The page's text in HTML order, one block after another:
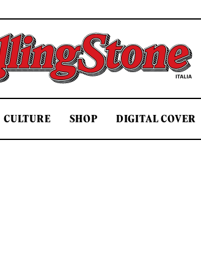
Rolling Stone Italia
CULTURE SHOP DIGITAL COVER